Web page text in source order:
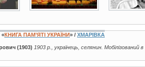
«КНИГА ПАМ’ЯТІ УКРАЇНИ» / ХМАРІВКА
(1903) 1903 р., українець, селянин. Мобілізований